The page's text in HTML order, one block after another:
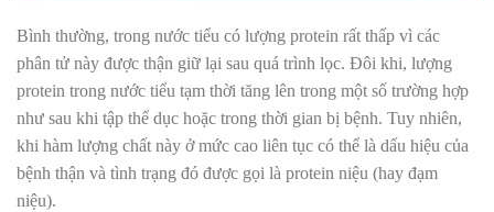
Bình thường, trong nước tiểu có lượng protein rất thấp vì các
phân tử này được thận giữ lại sau quá trình lọc. Đôi khi, lượng
protein trong nước tiểu tạm thời tăng lên trong một số trường hợp
như sau khi tập thể dục hoặc trong thời gian bị bệnh. Tuy nhiên,
khi hàm lượng chất này ở mức cao liên tục có thể là dấu hiệu của
bệnh thận và tình trạng đó được gọi là protein niệu (hay đạm
niệu).